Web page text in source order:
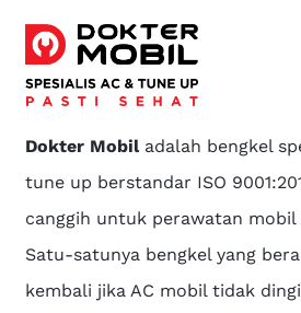
Dokter Mobiladalah bengkel
tune up berstandar ISO
canggih untuk perawatan mobil
Satu-satunya bengkel yang
kembali jika AC mobil tidak